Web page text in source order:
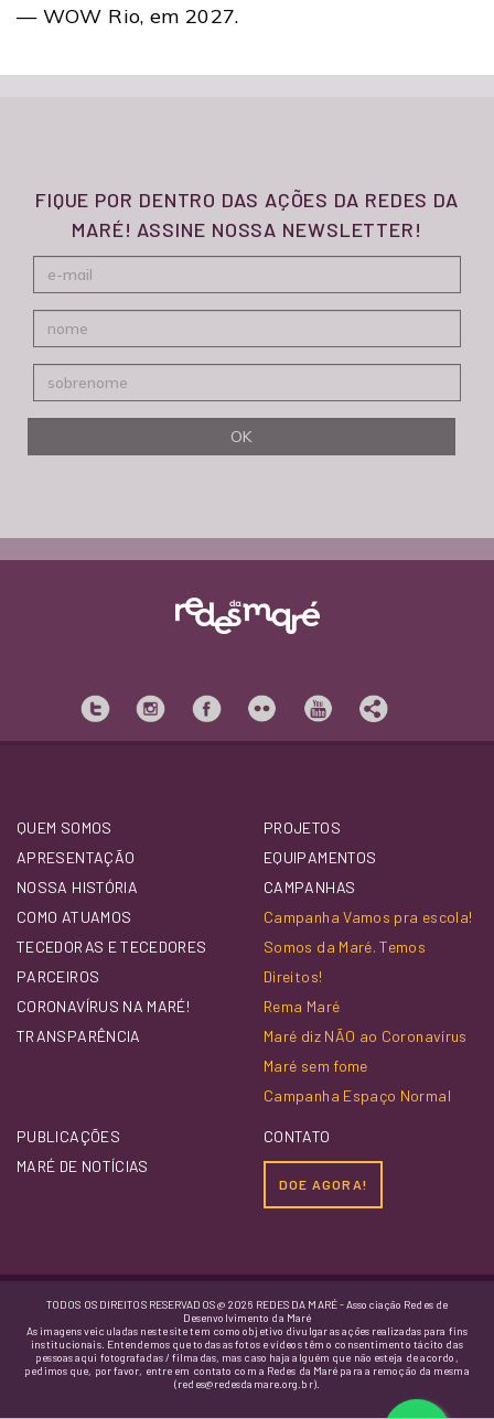
— WOW Rio, em 2027.
FIQUE POR DENTRO DAS AÇÕES DA REDES DA
MARÉ! ASSINE NOSSA NEWSLETTER!
QUEM SOMOS
APRESENTAÇÃO
NOSSA HISTÓRIA
COMO ATUAMOS
TECEDORAS E TECEDORES
PARCEIROS
CORONAVÍRUS NA MARÉ!
TRANSPARÊNCIA
PROJETOS
EQUIPAMENTOS
CAMPANHAS
Campanha Vamos pra escola!
Somos da Maré. Temos
Direitos!
Rema Maré
Maré diz NÃO ao Coronavírus
Maré sem fome
Campanha Espaço Normal
PUBLICAÇÕES
MARÉ DE NOTÍCIAS
CONTATO
DOE AGORA!
TODOS OS DIREITOS RESERVADOS @ 2026 REDES DA MARÉ - Associação Redes de
Desenvolvimento da Maré
As imagens veiculadas neste site tem como objetivo divulgar as ações realizadas para fins
institucionais. Entendemos que todas as fotos e vídeos têm o consentimento tácito das
pessoas aqui fotografadas / filmadas, mas caso haja alguém que não esteja de acordo,
pedimos que, por favor, entre em contato com a Redes da Maré para a remoção da mesma
(redes@redesdamare.org.br).